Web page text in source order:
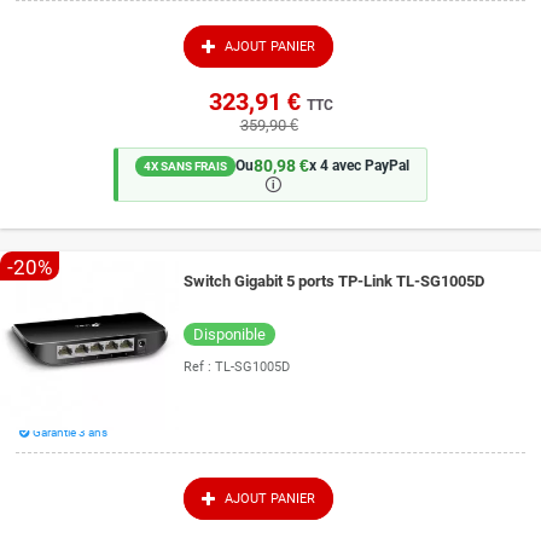
AJOUT PANIER
323,91 € TTC
359,90 €
4X SANS FRAIS Ou80,98 €x 4 avec PayPal
🛈
-20%
Switch Gigabit 5 ports TP-Link TL-SG1005D
Disponible
Ref : TL-SG1005D
Garantie 3 ans
AJOUT PANIER